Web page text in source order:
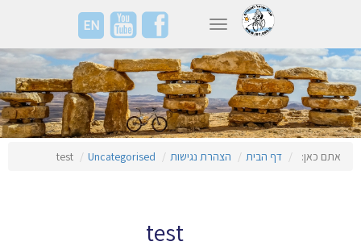
EN Toggle navigation
אתם כאן: דף הבית הצהרת נגישות Uncategorised
test
test